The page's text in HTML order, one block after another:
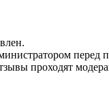
перед
проходят